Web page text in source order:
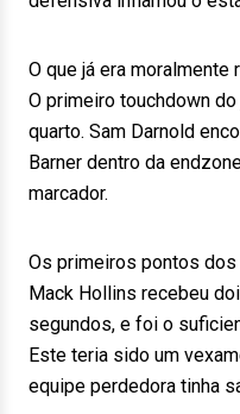
O que já era moralmente
O primeiro touchdown
quarto. Sam Darnold
Barner dentro da
marcador.
Os primeiros pontos
Mack Hollins recebeu
segundos, e foi o
Este teria sido um
equipe perdedora tinha